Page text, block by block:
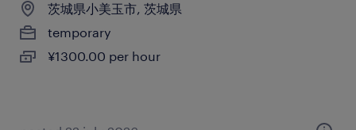
茨城県小美玉市, 茨城県
temporary
¥1300.00 per hour